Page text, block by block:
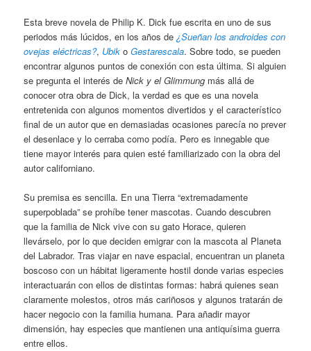
Esta breve novela de Philip K. Dick fue escrita en uno de sus
periodos más lúcidos, en los años de¿Sueñan los androides con
ovejas eléctricas?, Ubik oGestarescala. Sobre todo, se pueden
encontrar algunos puntos de conexión con esta última. Si alguien
se pregunta el interés deNick y el Glimmung más allá de
conocer otra obra de Dick, la verdad es que es una novela
entretenida con algunos momentos divertidos y el característico
final de un autor que en demasiadas ocasiones parecía no prever
el desenlace y lo cerraba como podía. Pero es innegable que
tiene mayor interés para quien esté familiarizado con la obra del
autor californiano.
Su premisa es sencilla. En una Tierra “extremadamente
superpoblada” se prohíbe tener mascotas. Cuando descubren
que la familia de Nick vive con su gato Horace, quieren
llevárselo, por lo que deciden emigrar con la mascota al Planeta
del Labrador. Tras viajar en nave espacial, encuentran un planeta
boscoso con un hábitat ligeramente hostil donde varias especies
interactuarán con ellos de distintas formas: habrá quienes sean
claramente molestos, otros más cariñosos y algunos tratarán de
hacer negocio con la familia humana. Para añadir mayor
dimensión, hay especies que mantienen una antiquísima guerra
entre ellos.